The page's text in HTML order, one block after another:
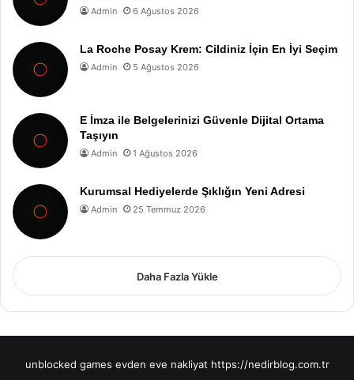
Admin 6 Ağustos 2026
La Roche Posay Krem: Cildiniz İçin En İyi Seçim
Admin 5 Ağustos 2026
E İmza ile Belgelerinizi Güvenle Dijital Ortama
Taşıyın
Admin 1 Ağustos 2026
Kurumsal Hediyelerde Şıklığın Yeni Adresi
Admin 25 Temmuz 2026
Daha Fazla Yükle
unblocked games evden eve nakliyat https://nedirblog.com.tr